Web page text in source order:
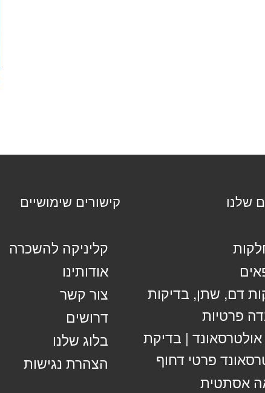
שלנו
דם, שתן, בדיקות
פרטיות
אולטרסאונד | בדיקת
פרטי דחוף
אסתטית
קישורים שימושיים
קליניקה להשכרה
אודותינו
צור קשר
דרושים
בלוג שלנו
הצהרת נגישות